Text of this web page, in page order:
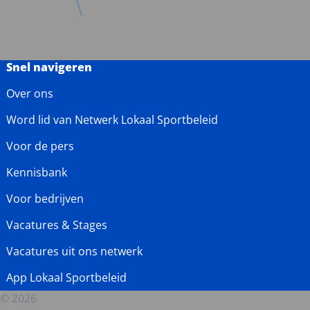
Snel navigeren
Over ons
Word lid van Netwerk Lokaal Sportbeleid
Voor de pers
Kennisbank
Voor bedrijven
Vacatures & Stages
Vacatures uit ons netwerk
App Lokaal Sportbeleid
© 2026